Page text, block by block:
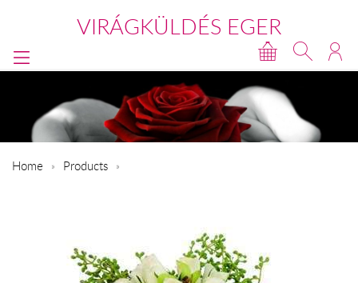
VIRÁGKÜLDÉS EGER
Home Products